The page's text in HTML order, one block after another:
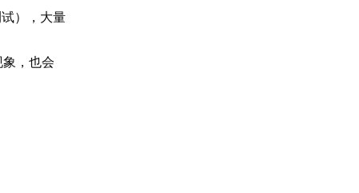
），大量
，也会